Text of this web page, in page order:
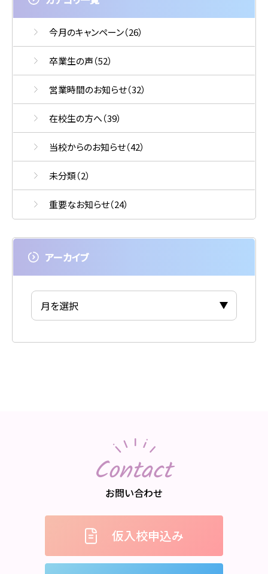
今月のキャンペーン（26）
卒業生の声（52）
営業時間のお知らせ（32）
在校生の方へ（39）
当校からのお知らせ（42）
未分類（2）
重要なお知らせ（24）
アーカイブ
お問い合わせ
Contact
仮入校申込み